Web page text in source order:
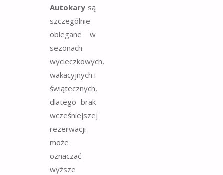
Autokary są
szczególnie
oblegane w
sezonach
wycieczkowych,
wakacyjnych i
świątecznych,
dlatego brak
wcześniejszej
rezerwacji
może
oznaczać
wyższe